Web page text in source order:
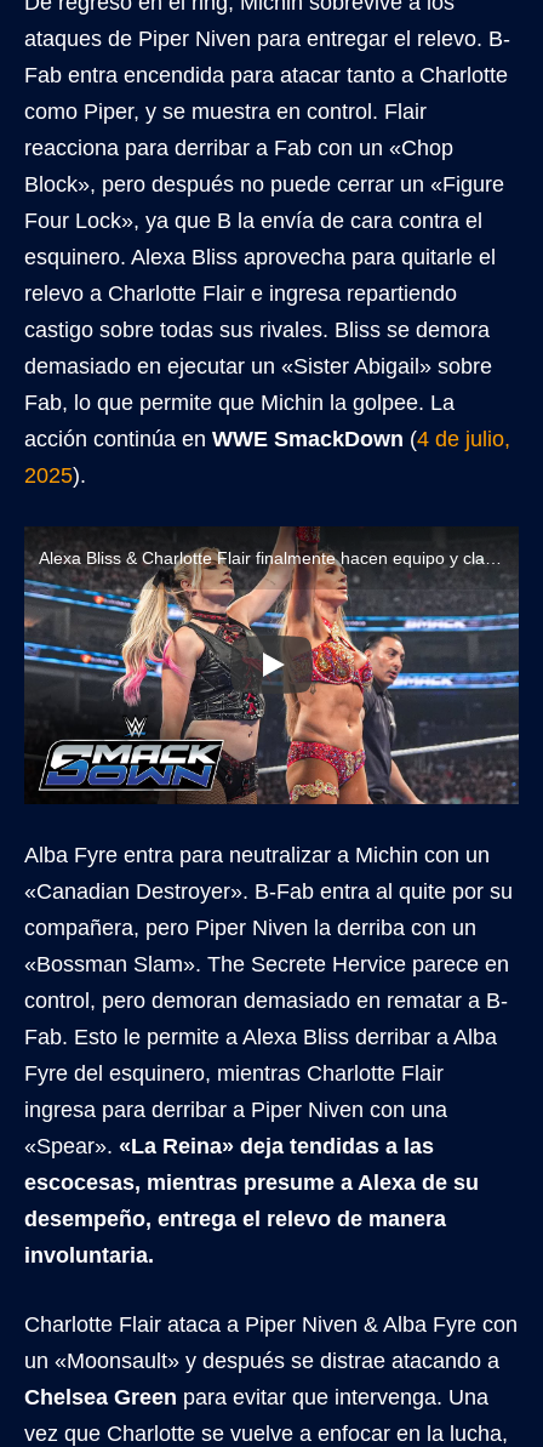
ataques de Piper Niven para entregar el relevo. B-
Fab entra encendida para atacar tanto a Charlotte
como Piper, y se muestra en control. Flair
reacciona para derribar a Fab con un «Chop
Block», pero después no puede cerrar un «Figure
Four Lock», ya que B la envía de cara contra el
esquinero. Alexa Bliss aprovecha para quitarle el
relevo a Charlotte Flair e ingresa repartiendo
castigo sobre todas sus rivales. Bliss se demora
demasiado en ejecutar un «Sister Abigail» sobre
Fab, lo que permite que Michin la golpee. La
acción continúa en WWE SmackDown (4 de julio,
2025).
Alba Fyre entra para neutralizar a Michin con un
«Canadian Destroyer». B-Fab entra al quite por su
compañera, pero Piper Niven la derriba con un
«Bossman Slam». The Secrete Hervice parece en
control, pero demoran demasiado en rematar a B-
Fab. Esto le permite a Alexa Bliss derribar a Alba
Fyre del esquinero, mientras Charlotte Flair
ingresa para derribar a Piper Niven con una
«Spear». «La Reina» deja tendidas a las
escocesas, mientras presume a Alexa de su
desempeño, entrega el relevo de manera
involuntaria.
Charlotte Flair ataca a Piper Niven & Alba Fyre con
un «Moonsault» y después se distrae atacando a
Chelsea Green para evitar que intervenga. Una
vez que Charlotte se vuelve a enfocar en la lucha,